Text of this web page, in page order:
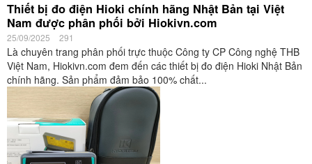
Thiết bị đo điện Hioki chính hãng Nhật Bản tại Việt
Nam được phân phối bởi Hiokivn.com
25/09/2025 291
Là chuyên trang phân phối trực thuộc Công ty CP Công nghệ THB
Việt Nam, Hiokivn.com đem đến các thiết bị đo điện Hioki Nhật Bản
chính hãng. Sản phẩm đảm bảo 100% chất...